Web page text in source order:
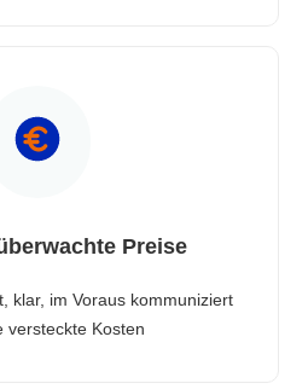
Preise
klar, im Voraus kommuniziert
versteckte Kosten